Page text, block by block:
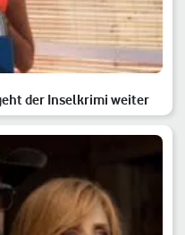
der Inselkrimi weiter